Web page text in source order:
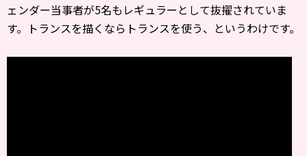
ェンダー当事者が5名もレギュラーとして抜擢されていま
す。トランスを描くならトランスを使う、というわけです。